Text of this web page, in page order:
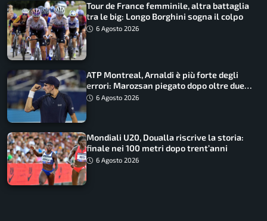
Tour de France femminile, altra battaglia
tra le big: Longo Borghini sogna il colpo
6 Agosto 2026
ATP Montreal, Arnaldi è più forte degli
errori: Marozsan piegato dopo oltre due
ore6 Agosto 2026
Mondiali U20, Doualla riscrive la storia:
finale nei 100 metri dopo trent’anni
6 Agosto 2026